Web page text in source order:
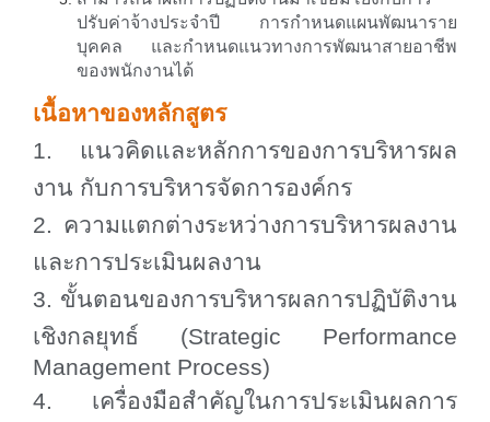
ปรับค่าจ้างประจำปี การกำหนดแผนพัฒนาราย
บุคคล และกำหนดแนวทางการพัฒนาสายอาชีพ
ของพนักงานได้
เนื้อหาของหลักสูตร
1. แนวคิดและหลักการของการบริหารผล
งาน กับการบริหารจัดการองค์กร
2. ความแตกต่างระหว่างการบริหารผลงาน
และการประเมินผลงาน
3. ขั้นตอนของการบริหารผลการปฏิบัติงาน
เชิงกลยุทธ์ (Strategic Performance
Management Process)
4. เครื่องมือสำคัญในการประเมินผลการ